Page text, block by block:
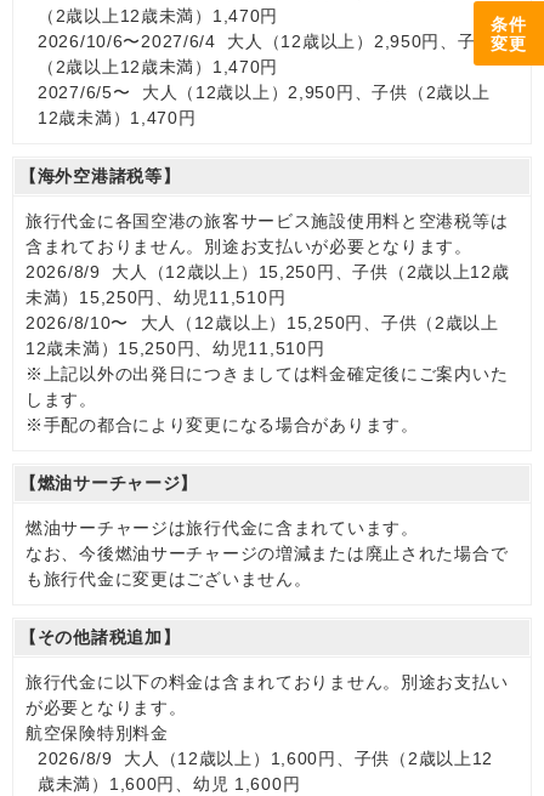
条件
変更
（2歳以上12歳未満）1,470円
2026/10/6〜2027/6/4 大人（12歳以上）2,950円、子供
（2歳以上12歳未満）1,470円
2027/6/5〜 大人（12歳以上）2,950円、子供（2歳以上
12歳未満）1,470円
【海外空港諸税等】
旅行代金に各国空港の旅客サービス施設使用料と空港税等は
含まれておりません。別途お支払いが必要となります。
2026/8/9 大人（12歳以上）15,250円、子供（2歳以上12歳
未満）15,250円、幼児11,510円
2026/8/10〜 大人（12歳以上）15,250円、子供（2歳以上
12歳未満）15,250円、幼児11,510円
※上記以外の出発日につきましては料金確定後にご案内いた
します。
※手配の都合により変更になる場合があります。
【燃油サーチャージ】
燃油サーチャージは旅行代金に含まれています。
なお、今後燃油サーチャージの増減または廃止された場合で
も旅行代金に変更はございません。
【その他諸税追加】
旅行代金に以下の料金は含まれておりません。別途お支払い
が必要となります。
航空保険特別料金
2026/8/9 大人（12歳以上）1,600円、子供（2歳以上12
歳未満）1,600円、幼児 1,600円